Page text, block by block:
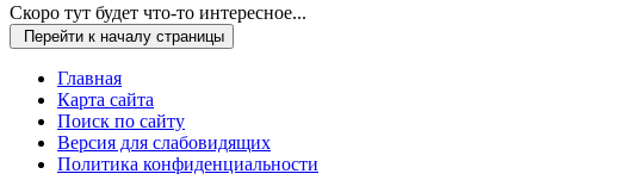
Скоро тут будет что-то интересное...
Перейти к началу страницы
Главная
Карта сайта
Поиск по сайту
Версия для слабовидящих
Политика конфиденциальности